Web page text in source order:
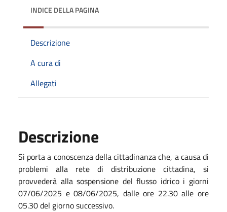
INDICE DELLA PAGINA
Descrizione
A cura di
Allegati
Descrizione
Si porta a conoscenza della cittadinanza che, a causa di
problemi alla rete di distribuzione cittadina, si
provvederà alla sospensione del flusso idrico i giorni
07/06/2025 e 08/06/2025, dalle ore 22.30 alle ore
05.30 del giorno successivo.